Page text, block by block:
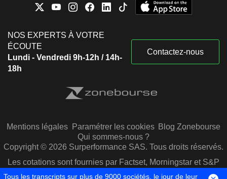
NOS EXPERTS À VOTRE
ÉCOUTE
Lundi - Vendredi 9h-12h / 14h-
18h
Contactez-nous
Mentions légales Paramétrer les cookies Blog Zonebourse
Qui sommes-nous ?
Copyright © 2026 Surperformance SAS. Tous droits réservés.
Les cotations sont fournies par Factset, Morningstar et S&P
Capital IQ
Tous les transcripts sur plus de 9000 sociétés, le jour de leur